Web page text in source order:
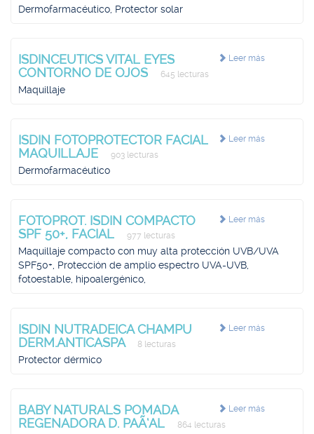
Dermofarmacéutico, Protector solar
Leer más
ISDINCEUTICS VITAL EYES
CONTORNO DE OJOS
645 lecturas
Maquillaje
Leer más
ISDIN FOTOPROTECTOR FACIAL
MAQUILLAJE
903 lecturas
Dermofarmacéutico
Leer más
FOTOPROT. ISDIN COMPACTO
SPF 50+, FACIAL
977 lecturas
Maquillaje compacto con muy alta protección UVB/UVA
SPF50+, Protección de amplio espectro UVA-UVB,
fotoestable, hipoalergénico,
Leer más
ISDIN NUTRADEICA CHAMPU
DERM.ANTICASPA
8 lecturas
Protector dérmico
Leer más
BABY NATURALS POMADA
REGENADORA D. PAÃ‘AL
864 lecturas